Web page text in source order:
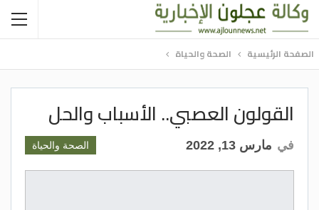
الصفحة الرئيسية الصحة والحياة
القولون العصبي.. الأسباب والحل
الصحة والحياة في مارس 13, 2022